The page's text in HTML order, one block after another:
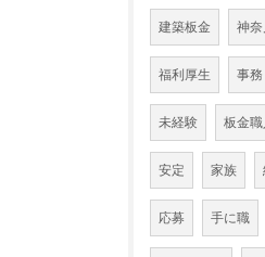
建築板金 神奈
福利厚生 事務
未経験 板金職
安定 家族
応募 手に職